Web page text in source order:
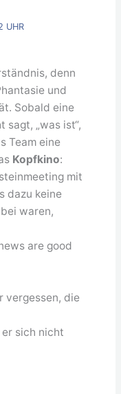
UHR
denn
und
Sobald eine
sagt, „was ist“,
Team eine
Kopfkino:
mit
dazu keine
waren,
are good
vergessen, die
sich nicht